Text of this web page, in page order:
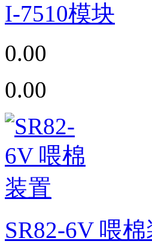
I-7510模块
0.00
0.00
SR82-6V 喂